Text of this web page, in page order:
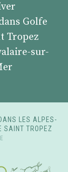
Golfe
Tropez
sur-
LES ALPES-
SAINT TROPEZ